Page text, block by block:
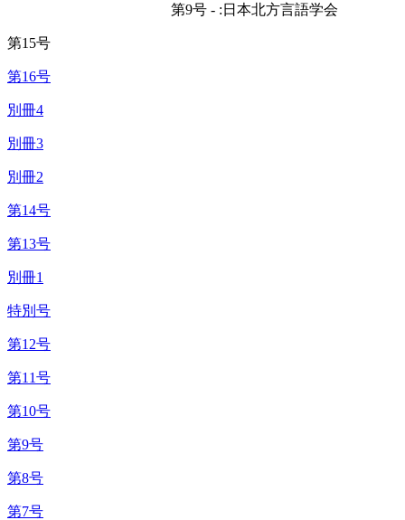
第9号 - :日本北方言語学会
第15号
第16号
別冊4
別冊3
別冊2
第14号
第13号
別冊1
特別号
第12号
第11号
第10号
第9号
第8号
第7号